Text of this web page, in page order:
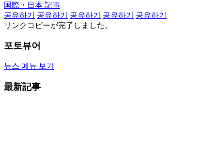
国際・日本 記事
공유하기
공유하기 공유하기 공유하기
공유하기
リンクコピーが完了しました。
포토뷰어
뉴스 메뉴 보기
最新記事